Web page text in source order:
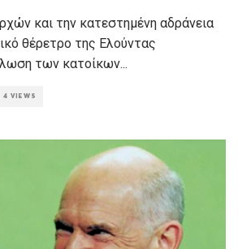
και την κατεστημένη αδράνεια
θέρετρο της Ελούντας
των κατοίκων...
4 VIEWS